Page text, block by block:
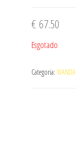
€67.50
Esgotado
Categoria: WANDA